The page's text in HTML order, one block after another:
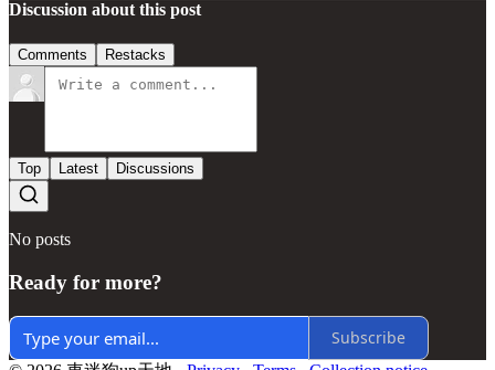
Discussion about this post
Comments Restacks
Top Latest Discussions
No posts
Ready for more?
Subscribe